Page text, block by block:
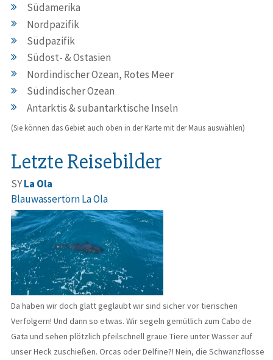
Südamerika
Nordpazifik
Südpazifik
Südost- & Ostasien
Nordindischer Ozean, Rotes Meer
Südindischer Ozean
Antarktis & subantarktische Inseln
(Sie können das Gebiet auch oben in der Karte mit der Maus auswählen)
Letzte Reisebilder
SYLa Ola
Blauwassertörn La Ola
Da haben wir doch glatt geglaubt wir sind sicher vor tierischen
Verfolgern! Und dann so etwas. Wir segeln gemütlich zum Cabo de
Gata und sehen plötzlich pfeilschnell graue Tiere unter Wasser auf
unser Heck zuschießen. Orcas oder Delfine?! Nein, die Schwanzflosse